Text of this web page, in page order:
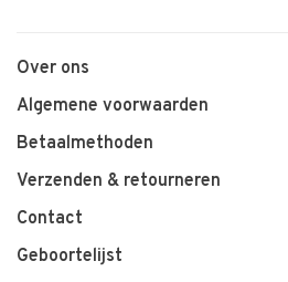
Over ons
Algemene voorwaarden
Betaalmethoden
Verzenden & retourneren
Contact
Geboortelijst